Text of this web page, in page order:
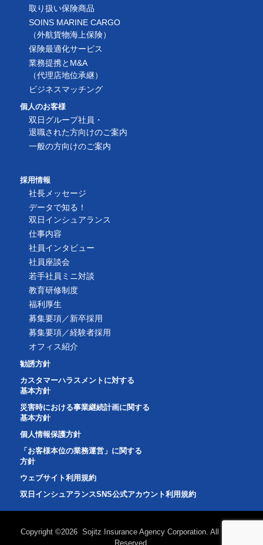
取り扱い保険商品
SOINS MARINE CARGO
（外航貨物海上保険）
保険最適化サービス
業務提携とM&A
（代理店地位承継）
ビジネスマッチング
個人のお客様
双日グループ社員・
退職された方向けのご案内
一般の方向けのご案内
採用情報
社長メッセージ
データで知る！
双日インシュアランス
仕事内容
社員インタビュー
社員座談会
若手社員ミニ対談
教育研修制度
福利厚生
募集要項／新卒採用
募集要項／経験者採用
オフィス紹介
勧誘方針
カスタマーハラスメントに対する
基本方針
災害時における事業継続計画に関する
基本方針
個人情報保護方針
「お客様本位の業務運営」に関する
方針
ウェブサイト利用規約
双日インシュアランスSNS公式アカウント利用規約
Copyright ©2026 Sojitz Insurance Agency Corporation. All Rights
Reserved.